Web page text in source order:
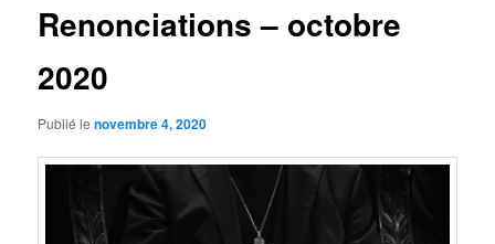
Renonciations – octobre
2020
Publié lenovembre 4, 2020